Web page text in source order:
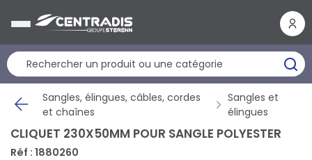
Sangles, élingues, câbles, cordes
et chaînes
Sangles et
élingues
CLIQUET 230X50MM POUR SANGLE POLYESTER
Réf : 1880260